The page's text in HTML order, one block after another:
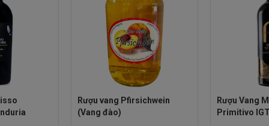
quả nho.
tác bền vững:
thoáng.
ánh nắng sáng.
Rượu vang Pfirsichwein
(Vang đào)
Rượu Vang
Primitivo